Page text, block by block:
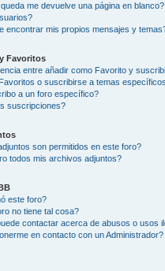
me devuelve una página en blanco?
encontrar mis propios mensajes y
Favoritos
entre añadir como Favorito y
o suscribirse a temas
a un foro específico?
suscripciones?
son permitidos en este foro?
todos mis archivos adjuntos?
este foro?
no tiene tal cosa?
contactar acerca de abusos o usos
en contacto con un Administrador?